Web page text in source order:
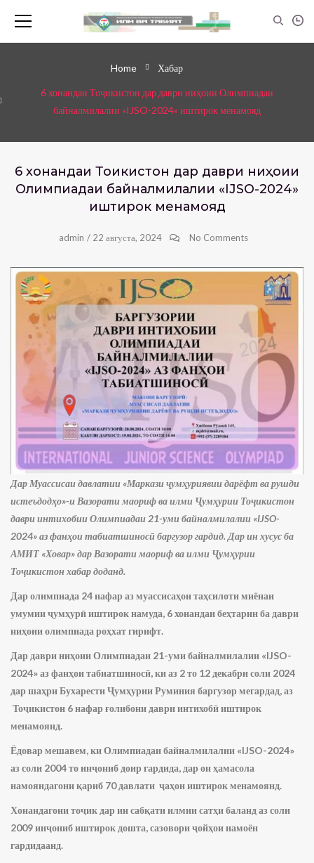
Home Хабар
6 хонандаи Тоҷикистон дар даври ниҳоии Олимпиадаи
байналмилалии «IJSO-2024» иштирок менамояд
6 хонандаи Тоҷикистон дар даври ниҳоии
Олимпиадаи байналмилалии «IJSO-2024»
иштирок менамояд
admin / 22 августа, 2024 No Comments
Дар Муассисаи давлатии «Маркази ҷумҳуриявии дарёфт ва рушди
истеъдодҳо»-и Вазорати маориф ва илми Ҷумҳурии Тоҷикистон
даври интихобии Олимпиадаи 21-уми байналмилалии «IJSO-
2024» аз фанҳои табиатшиносӣ баргузор гардид. Дар ин хусус ба
АМИТ «Ховар» дар Вазорати маориф ва илми Ҷумҳурии
Тоҷикистон хабар доданд.
Дар олимпиада 24 нафар аз муассисаҳои таҳсилоти миёнаи
умумии ҷумҳурӣ иштирок намуда, 6 хонандаи беҳтарин ба даври
ниҳоии олимпиада роҳхат гирифт.
Дар даври ниҳоии Олимпиадаи 21-уми байналмилалии «IJSO-
2024» аз фанҳои табиатшиносӣ, ки аз 2 то 12 декабри соли 2024
дар шаҳри Бухарести Ҷумҳурии Руминия баргузор мегардад, аз
Тоҷикистон 6 нафар ғолибони даври интихобӣ иштирок
менамоянд.
Ёдовар мешавем, ки Олимпиадаи байналмилалии «IJSO-2024»
аз соли 2004 то инҷониб доир гардида, дар он ҳамасола
намояндагони қариб 70 давлати ҷаҳон иштирок менамоянд.
Хонандагони тоҷик дар ин сабқати илмии сатҳи баланд аз соли
2009 инҷониб иштирок дошта, сазовори ҷойҳои намоён
гардидаанд.